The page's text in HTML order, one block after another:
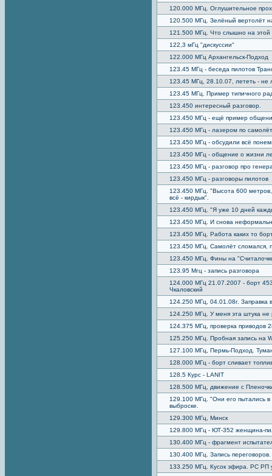
120.000 МГц. Оглушительное
120.500 МГц. Зелёный вертолёт
121.500 МГц. Что слышно на этой
122,3 мГц "дискуссии"
122.000 МГц Архангельск-Подход
123.45 МГц - беседа пилотов
123.45 МГц, 28.10.07, лететь - не
123.45 МГц. Пример типичного
123.450 интересный разговор.
123.450 МГц - ещё пример
123.450 МГц - лазером по
123.450 МГц - обсудили всё
123.450 МГц - общение о жизни
123.450 МГц - разговор про
123.450 МГц - разговоры пилотов
123.450 МГц. "Высота 600
всё - кирдык".
123.450 МГц. "Я уже 10 дней
123.450 МГц. И снова
123.450 МГц. Работа каких то
123.450 МГц. Самолёт сломался,
123.450 МГц. Фины на
123.95 Мгц - запись разговора
124.000 МГц 21.07.2007 - борт
Чкаловский
124.250 МГц, 04.01.08г. Заправка
124.250 МГц. У меня эта штука не
124.375 МГц, проверка приводов
125.250 МГц. Пробная запись на
127.100 МГц, Пермь-Подход.
128.000 МГц - борт сливает
128.5 Курс - LANIT
128.500 МГц, движение с
129.100 МГц. "Они его пытались в
выброске.
129.300 МГц, Минск
129.800 МГц - ЮТ-352 женщина-
130.400 МГц - фрагмент
130.400 МГц. Запись переговоров.
133.250 МГц. Кусок эфира. РС РП